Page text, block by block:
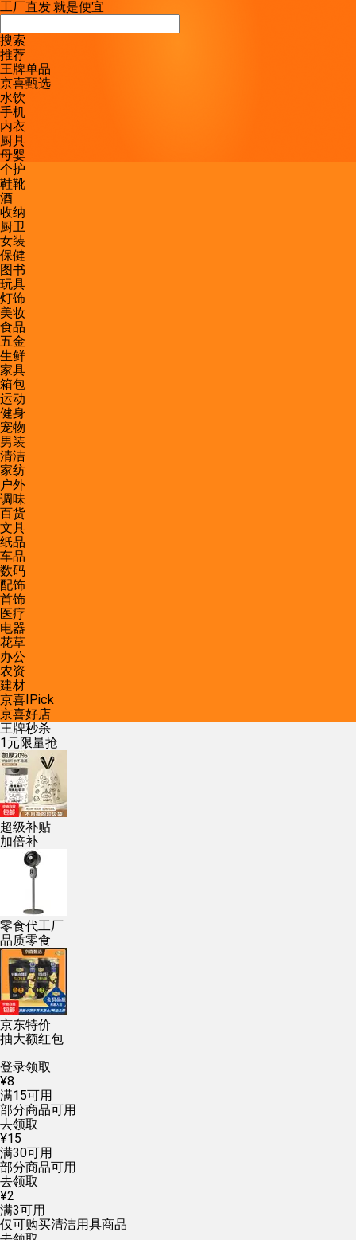
工厂直发·就是便宜
搜索
推荐
王牌单品
京喜甄选
水饮
手机
内衣
厨具
母婴
个护
鞋靴
酒
收纳
厨卫
女装
保健
图书
玩具
灯饰
美妆
食品
五金
生鲜
家具
箱包
运动
健身
宠物
男装
清洁
家纺
户外
调味
百货
文具
纸品
车品
数码
配饰
首饰
医疗
电器
花草
办公
农资
建材
京喜IPick
京喜好店
王牌秒杀
1元限量抢
超级补贴
加倍补
零食代工厂
品质零食
京东特价
抽大额红包
登录领取
¥8
满15可用
部分商品可用
去领取
¥15
满30可用
部分商品可用
去领取
¥2
满3可用
仅可购买清洁用具商品